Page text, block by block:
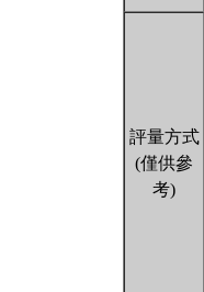
評量方式
(僅供參
考)